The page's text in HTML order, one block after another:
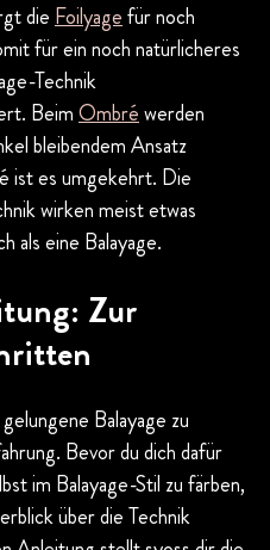
die Foilyagefür noch
für ein noch natürlicheres
Technik
BeimOmbréwerden
bleibendem Ansatz
ist es umgekehrt. Die
wirken meist etwas
als eine Balayage.
Zur
Balayage zu
Bevor du dich dafür
im Balayage-Stil zu färben,
über die Technik